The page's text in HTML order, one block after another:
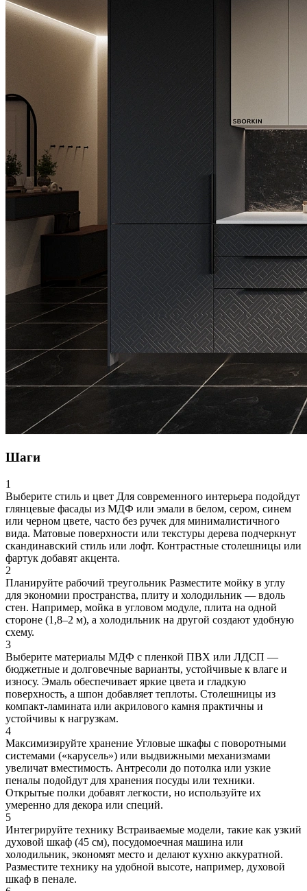
Шаги
1
Выберите стиль и цвет Для современного интерьера подойдут
глянцевые фасады из МДФ или эмали в белом, сером, синем
или черном цвете, часто без ручек для минималистичного
вида. Матовые поверхности или текстуры дерева подчеркнут
скандинавский стиль или лофт. Контрастные столешницы или
фартук добавят акцента.
2
Планируйте рабочий треугольник Разместите мойку в углу
для экономии пространства, плиту и холодильник — вдоль
стен. Например, мойка в угловом модуле, плита на одной
стороне (1,8–2 м), а холодильник на другой создают удобную
схему.
3
Выберите материалы МДФ с пленкой ПВХ или ЛДСП —
бюджетные и долговечные варианты, устойчивые к влаге и
износу. Эмаль обеспечивает яркие цвета и гладкую
поверхность, а шпон добавляет теплоты. Столешницы из
компакт-ламината или акрилового камня практичны и
устойчивы к нагрузкам.
4
Максимизируйте хранение Угловые шкафы с поворотными
системами («карусель») или выдвижными механизмами
увеличат вместимость. Антресоли до потолка или узкие
пеналы подойдут для хранения посуды или техники.
Открытые полки добавят легкости, но используйте их
умеренно для декора или специй.
5
Интегрируйте технику Встраиваемые модели, такие как узкий
духовой шкаф (45 см), посудомоечная машина или
холодильник, экономят место и делают кухню аккуратной.
Разместите технику на удобной высоте, например, духовой
шкаф в пенале.